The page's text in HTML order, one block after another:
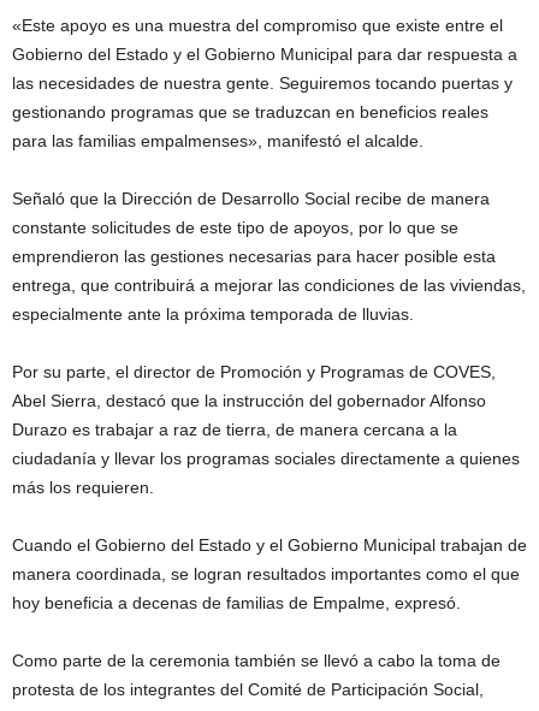
«Este apoyo es una muestra del compromiso que existe entre el
Gobierno del Estado y el Gobierno Municipal para dar respuesta a
las necesidades de nuestra gente. Seguiremos tocando puertas y
gestionando programas que se traduzcan en beneficios reales
para las familias empalmenses», manifestó el alcalde.
Señaló que la Dirección de Desarrollo Social recibe de manera
constante solicitudes de este tipo de apoyos, por lo que se
emprendieron las gestiones necesarias para hacer posible esta
entrega, que contribuirá a mejorar las condiciones de las viviendas,
especialmente ante la próxima temporada de lluvias.
Por su parte, el director de Promoción y Programas de COVES,
Abel Sierra, destacó que la instrucción del gobernador Alfonso
Durazo es trabajar a raz de tierra, de manera cercana a la
ciudadanía y llevar los programas sociales directamente a quienes
más los requieren.
Cuando el Gobierno del Estado y el Gobierno Municipal trabajan de
manera coordinada, se logran resultados importantes como el que
hoy beneficia a decenas de familias de Empalme, expresó.
Como parte de la ceremonia también se llevó a cabo la toma de
protesta de los integrantes del Comité de Participación Social,